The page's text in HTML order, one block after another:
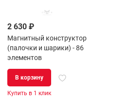
2 630 ₽
Магнитный конструктор
(палочки и шарики) - 86
элементов
В корзину
Купить в 1 клик